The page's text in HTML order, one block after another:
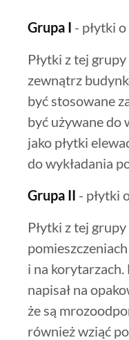
Grupa I - płytki
Płytki z tej
zewnątrz
być stosowane
być używane do
jako płytki
do wykładania
Grupa II - płytki
Płytki z tej
i na
napisał na
że są
również wziąć